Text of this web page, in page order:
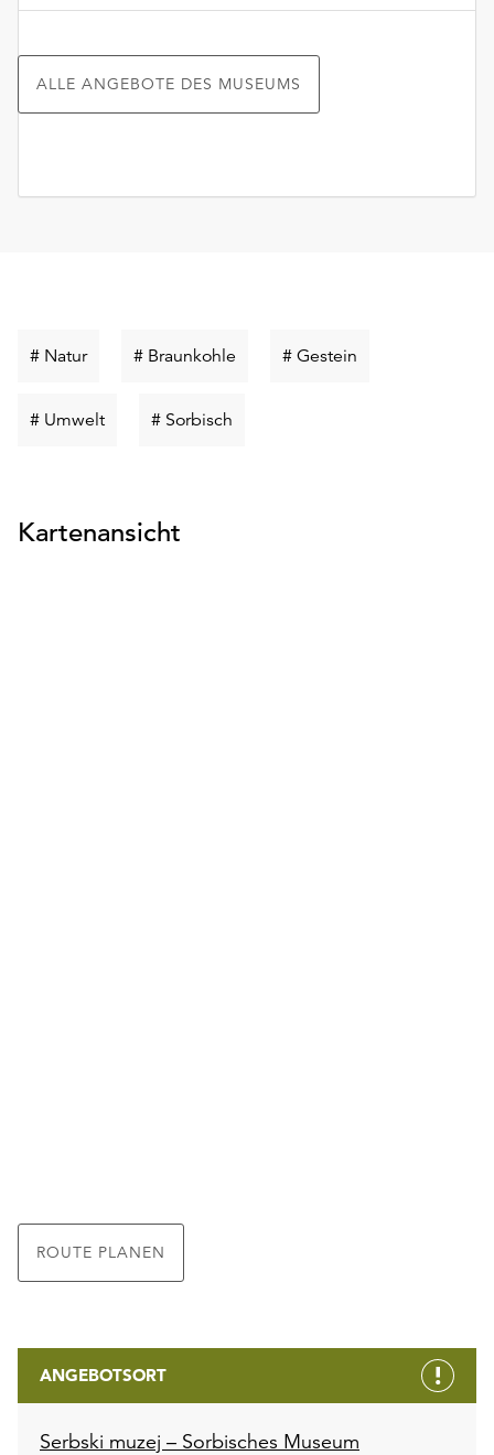
ALLE ANGEBOTE DES MUSEUMS
# NaturSchlüsselwort
# Braunkohle Schlüsselwort
# Gestein
# UmweltSchlüsselwort
# Sorbisch
Kartenansicht
ROUTE PLANEN
ANGEBOTSORT
Serbski muzej – Sorbisches Museum